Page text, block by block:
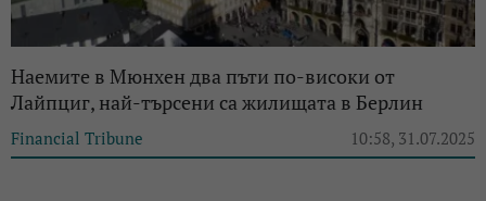
Наемите в Мюнхен два пъти по-високи от
Лайпциг, най-търсени са жилищата в Берлин
Financial Tribune 10:58, 31.07.2025